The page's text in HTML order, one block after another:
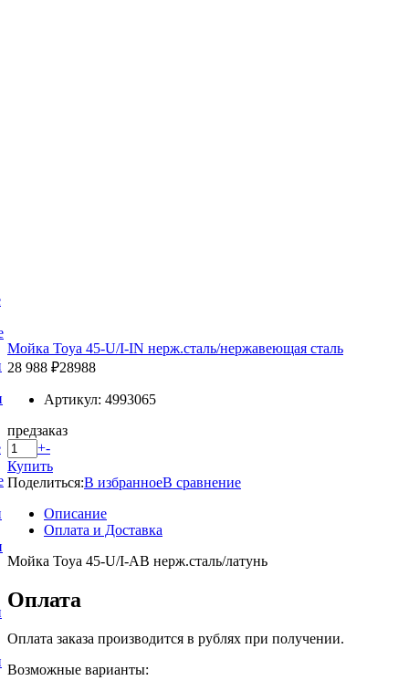
Мойка Toya 45-U/I-IN нерж.сталь/нержавеющая сталь
28 988 ₽28988
Артикул: 4993065
предзаказ
+-
Купить
Поделиться:В избранноеВ сравнение
Описание
Оплата и Доставка
Мойка Toya 45-U/I-АB нерж.сталь/латунь
Оплата
Оплата заказа производится в рублях при получении.
Возможные варианты: